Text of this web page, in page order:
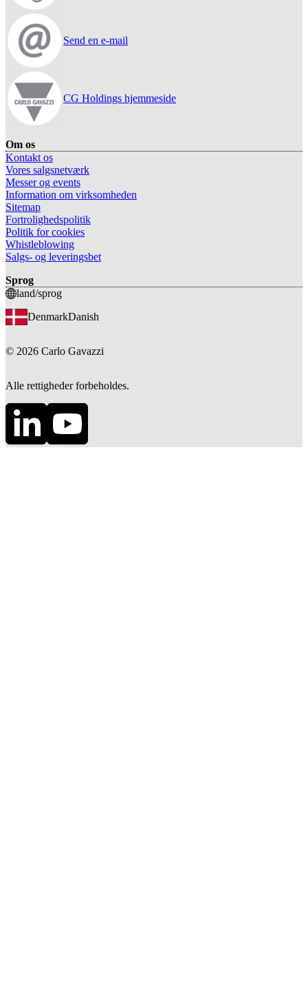
Send en e-mail
CG Holdings hjemmeside
Om os
Kontakt os
Vores salgsnetværk
Messer og events
Information om virksomheden
Sitemap
Fortrolighedspolitik
Politik for cookies
Whistleblowing
Salgs- og leveringsbet
Sprog
land/sprog
DenmarkDanish
© 2026 Carlo Gavazzi
Alle rettigheder forbeholdes.